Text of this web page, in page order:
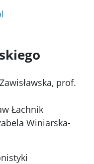
prof.
Łachnik
Winiarska-